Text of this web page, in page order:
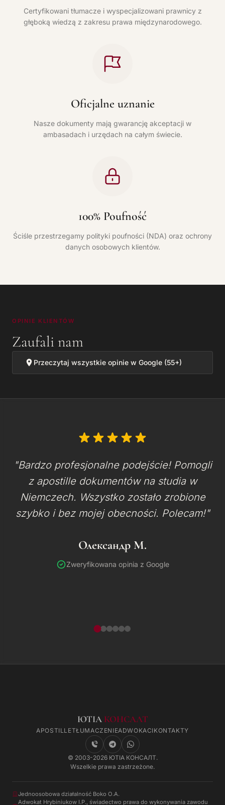
Certyfikowani tłumacze i wyspecjalizowani prawnicy z
głęboką wiedzą z zakresu prawa międzynarodowego.
Oficjalne uznanie
Nasze dokumenty mają gwarancję akceptacji w
ambasadach i urzędach na całym świecie.
100% Poufność
Ściśle przestrzegamy polityki poufności (NDA) oraz ochrony
danych osobowych klientów.
OPINIE KLIENTÓW
Zaufali nam
Przeczytaj wszystkie opinie w Google (55+)
"Bardzo profesjonalne podejście! Pomogli
z apostille dokumentów na studia w
Niemczech. Wszystko zostało zrobione
szybko i bez mojej obecności. Polecam!"
Олександр М.
Zweryfikowana opinia z Google
ЮТІА КОНСАЛТ
APOSTILLETŁUMACZENIEADWOKACI KONTAKTY
© 2003-2026 ЮТІА КОНСАЛТ.
Wszelkie prawa zastrzeżone.
Jednoosobowa działalność Boko O.A.
Adwokat Hrybiniukow I.P., świadectwo prawa do wykonywania zawodu